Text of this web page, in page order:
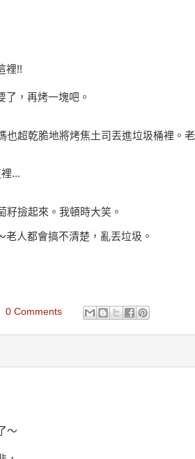
裡!!
了，再烤一塊吧。
也超乾脆地將烤焦土司丟進垃圾桶裡。老
...
籽撿起來。我頓時大笑。
人都會搞不清楚，亂丟垃圾。
0 Comments
～